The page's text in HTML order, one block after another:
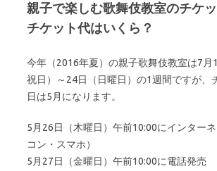
親子で楽しむ歌舞伎教室のチケ
チケット代はいくら？
今年（2016年夏）の親子歌舞伎教室は7月
祝日）～24日（日曜日）の1週間ですが、
日は5月になります。
5月26日（木曜日）午前10:00にインター
コン・スマホ）
5月27日（金曜日）午前10:00に電話発売